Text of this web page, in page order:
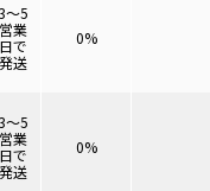
～5
営業
日で
発送
0%
～5
営業
日で
発送
0%